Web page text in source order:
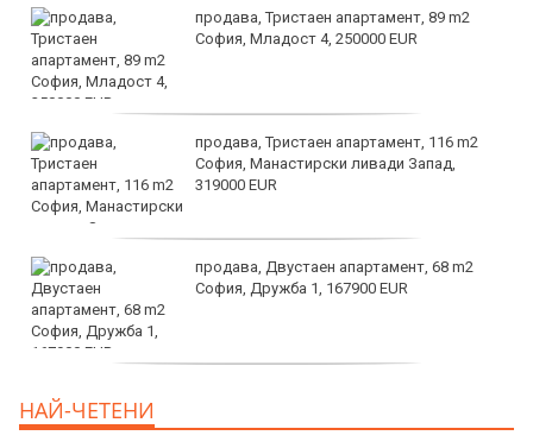
продава, Тристаен апартамент, 89 m2
София, Младост 4, 250000 EUR
продава, Тристаен апартамент, 116 m2
София, Манастирски ливади Запад,
319000 EUR
продава, Двустаен апартамент, 68 m2
София, Дружба 1, 167900 EUR
НАЙ-ЧЕТЕНИ